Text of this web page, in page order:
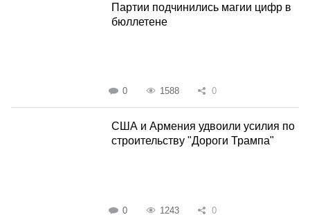
Партии подчинились магии цифр в
бюллетене
0 1588 0
США и Армения удвоили усилия по
строительству "Дороги Трампа"
0 1243 0